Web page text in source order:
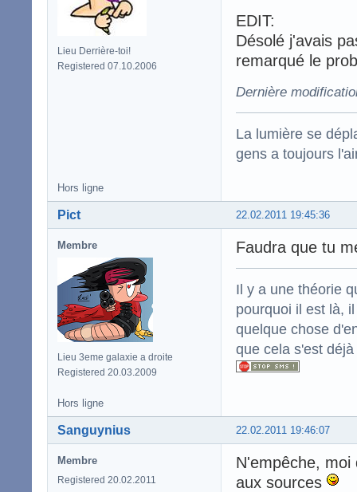
Lieu Derrière-toi!
Registered 07.10.2006
EDIT:
Désolé j'avais
remarqué le
Dernière
La lumière se
gens a toujours
Hors ligne
22.02.2011 19:45:36
Pict
Membre
Lieu 3eme galaxie a droite
Registered 20.03.2009
Faudra que tu
Il y a une théorie
pourquoi il est là,
quelque chose
que cela s'est
Hors ligne
22.02.2011 19:46:07
Sanguynius
Membre
Registered 20.02.2011
N'empêche,
aux sources